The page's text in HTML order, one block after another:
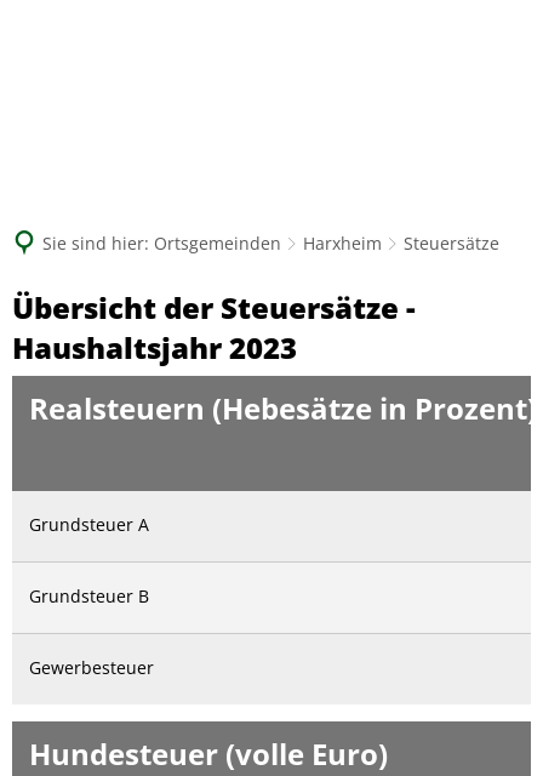
Sie sind hier: Ortsgemeinden Harxheim Steuersätze
Steuersätze
Übersicht der Steuersätze -
Haushaltsjahr 2023
Realsteuern (Hebesätze in Prozent)
Grundsteuer A
Grundsteuer B
Gewerbesteuer
Hundesteuer (volle Euro)